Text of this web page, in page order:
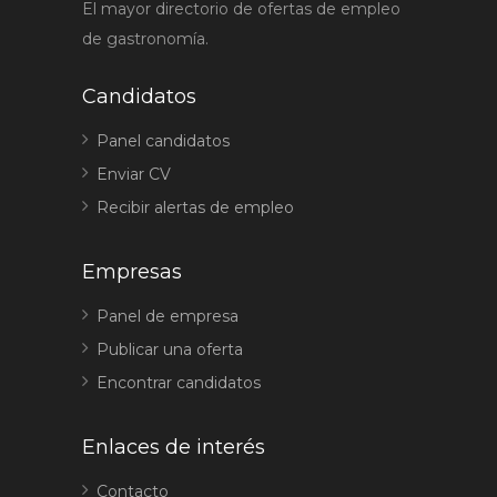
El mayor directorio de ofertas de empleo
de gastronomía.
Candidatos
Panel candidatos
Enviar CV
Recibir alertas de empleo
Empresas
Panel de empresa
Publicar una oferta
Encontrar candidatos
Enlaces de interés
Contacto